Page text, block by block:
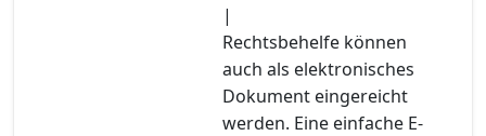
|
Rechtsbehelfe können
auch als elektronisches
Dokument eingereicht
werden. Eine einfache E-